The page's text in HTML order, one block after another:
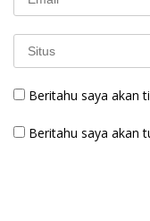
Beritahu saya akan
Beritahu saya akan